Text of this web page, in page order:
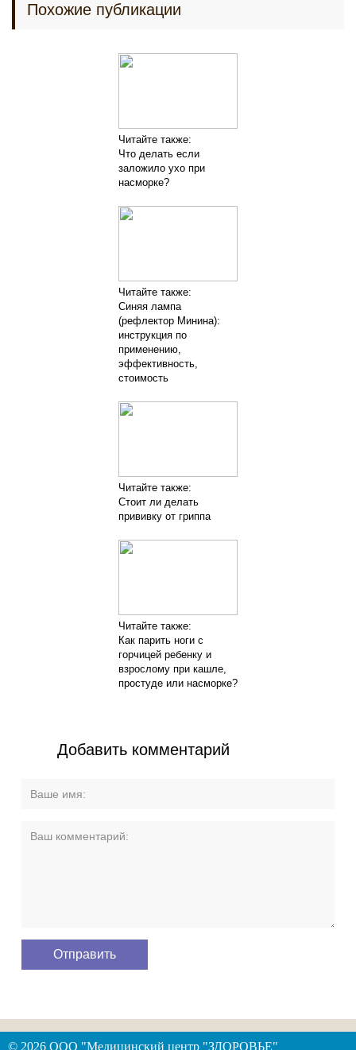
Похожие публикации
Читайте также:
Что делать если
заложило ухо при
насморке?
Читайте также:
Синяя лампа
(рефлектор Минина):
инструкция по
применению,
эффективность,
стоимость
Читайте также:
Стоит ли делать
прививку от гриппа
Читайте также:
Как парить ноги с
горчицей ребенку и
взрослому при кашле,
простуде или насморке?
Добавить комментарий
© 2026 ООО "Медицинский центр "ЗДОРОВЬЕ"